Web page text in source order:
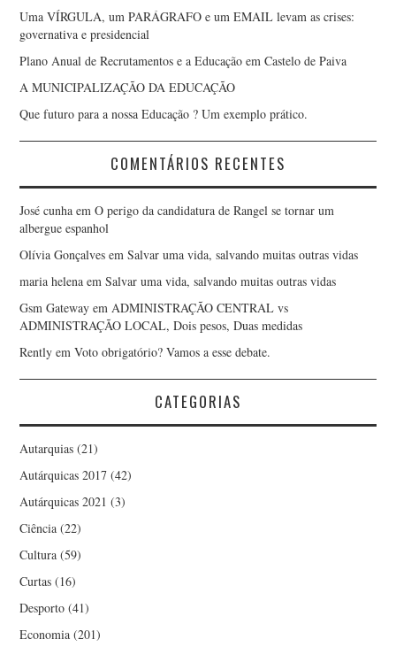
Uma VÍRGULA, um PARÁGRAFO e um EMAIL levam as crises:
governativa e presidencial
Plano Anual de Recrutamentos e a Educação em Castelo de Paiva
A MUNICIPALIZAÇÃO DA EDUCAÇÃO
Que futuro para a nossa Educação ? Um exemplo prático.
COMENTÁRIOS RECENTES
José cunha emO perigo da candidatura de Rangel se tornar um
albergue espanhol
Olívia Gonçalves emSalvar uma vida, salvando muitas outras vidas
maria helena emSalvar uma vida, salvando muitas outras vidas
Gsm Gateway emADMINISTRAÇÃO CENTRAL vs
ADMINISTRAÇÃO LOCAL, Dois pesos, Duas medidas
Rently emVoto obrigatório? Vamos a esse debate.
CATEGORIAS
Autarquias (21)
Autárquicas 2017 (42)
Autárquicas 2021 (3)
Ciência (22)
Cultura (59)
Curtas (16)
Desporto (41)
Economia (201)